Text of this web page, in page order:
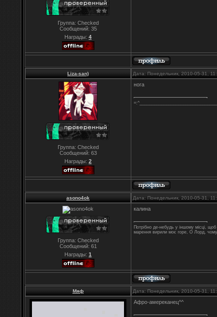
Группа: Checked
Сообщений: 35
Награды: 4
Liza-san) Дата: Понедельник, 2010-05-31,
Группа: Checked
Сообщений: 63
Награды: 2
нога
asono4ok Дата: Понедельник, 2010-05-31,
Группа: Checked
Сообщений: 61
Награды: 1
калина
Потрібно де-небудь у іншому місці,
марення вирили моє горе, О Лорд,
Мяф Дата: Понедельник, 2010-05-31,
Афро-амереканец^^